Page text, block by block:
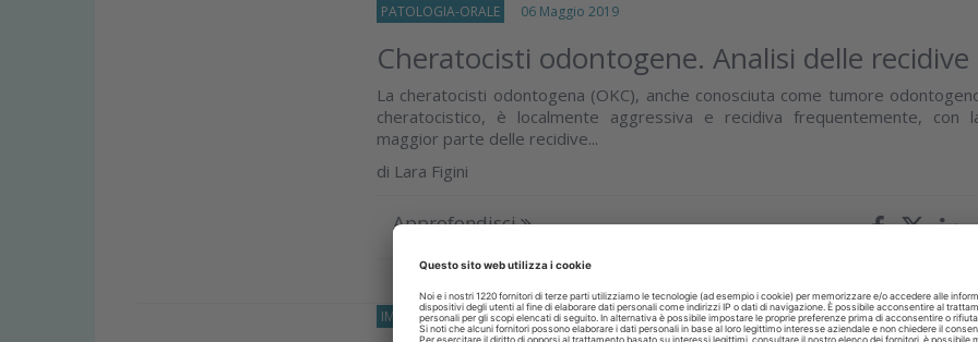
PATOLOGIA-ORALE 06 Maggio 2019
Cheratocisti odontogene. Analisi delle recidive
La cheratocisti odontogena (OKC), anche conosciuta come tumore
cheratocistico, è localmente aggressiva e recidiva frequentemente, con
maggior parte delle recidive...
di Lara Figini
Approfondisci
IMPLANTOLOGIA 13 Marzo 2018